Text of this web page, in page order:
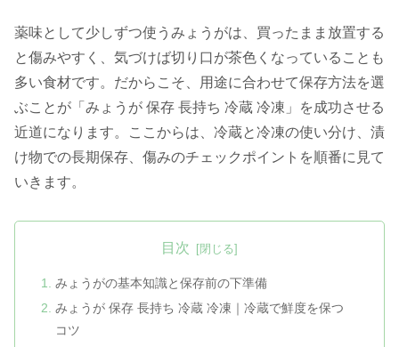
薬味として少しずつ使うみょうがは、買ったまま放置する
と傷みやすく、気づけば切り口が茶色くなっていることも
多い食材です。だからこそ、用途に合わせて保存方法を選
ぶことが「みょうが 保存 長持ち 冷蔵 冷凍」を成功させる
近道になります。ここからは、冷蔵と冷凍の使い分け、漬
け物での長期保存、傷みのチェックポイントを順番に見て
いきます。
目次
みょうがの基本知識と保存前の下準備
みょうが 保存 長持ち 冷蔵 冷凍｜冷蔵で鮮度を保つ
コツ